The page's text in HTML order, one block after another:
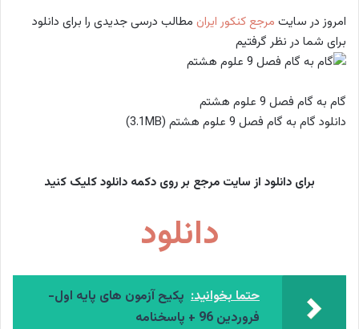
امروز در سايت مرجع کنکور ایران مطالب درسی جدیدی را برای دانلود
برای شما در نظر گرفتیم
گام به گام فصل 9 علوم هشتم
دانلود گام به گام فصل 9 علوم هشتم (3.1MB)
برای دانلود از سایت مرجع بر روی دکمه دانلود کلیک کنید
دانلود
حتما بخوانید: پکیح آزمون های پایه اول-
فروردین 96 + پاسخنامه